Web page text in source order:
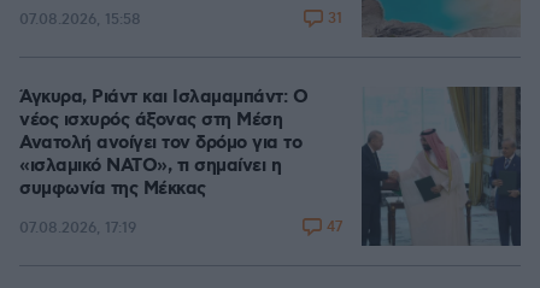
07.08.2026, 15:58 31
Άγκυρα, Ριάντ και Ισλαμαμπάντ: Ο
νέος ισχυρός άξονας στη Μέση
Ανατολή ανοίγει τον δρόμο για το
«ισλαμικό ΝΑΤΟ», τι σημαίνει η
συμφωνία της Μέκκας
07.08.2026, 17:19 47